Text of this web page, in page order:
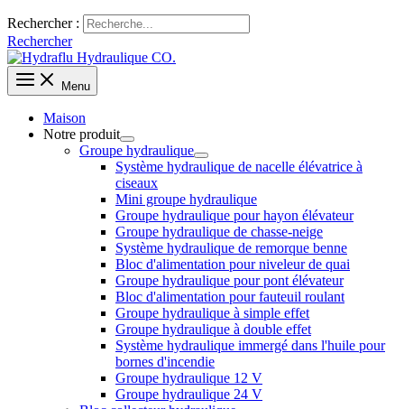
Rechercher :
Rechercher
Menu
Maison
Notre produit
Groupe hydraulique
Système hydraulique de nacelle élévatrice à
ciseaux
Mini groupe hydraulique
Groupe hydraulique pour hayon élévateur
Groupe hydraulique de chasse-neige
Système hydraulique de remorque benne
Bloc d'alimentation pour niveleur de quai
Groupe hydraulique pour pont élévateur
Bloc d'alimentation pour fauteuil roulant
Groupe hydraulique à simple effet
Groupe hydraulique à double effet
Système hydraulique immergé dans l'huile pour
bornes d'incendie
Groupe hydraulique 12 V
Groupe hydraulique 24 V